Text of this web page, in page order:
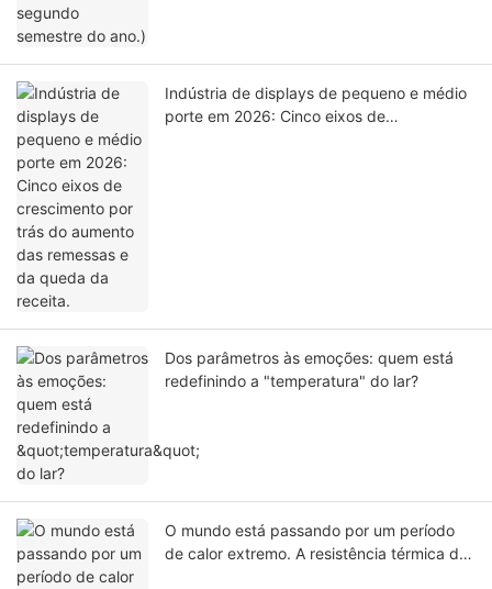
Indústria de displays de pequeno e médio
porte em 2026: Cinco eixos de
Dos parâmetros às emoções: quem está
redefinindo a "temperatura" do lar?
O mundo está passando por um período
de calor extremo. A resistência térmica da